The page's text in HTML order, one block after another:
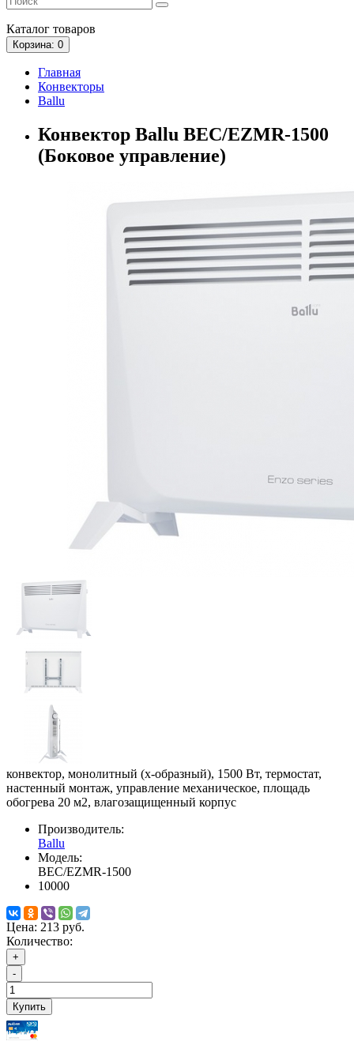
Каталог товаров
Корзина: 0
Главная
Конвекторы
Ballu
Конвектор Ballu BEC/EZMR-1500
(Боковое управление)
конвектор, монолитный (x-образный), 1500 Вт, термостат,
настенный монтаж, управление механическое, площадь
обогрева 20 м2, влагозащищенный корпус
Производитель:
Ballu
Модель:
BEC/EZMR-1500
10000
Цена: 213 руб.
Количество:
+
-
Купить